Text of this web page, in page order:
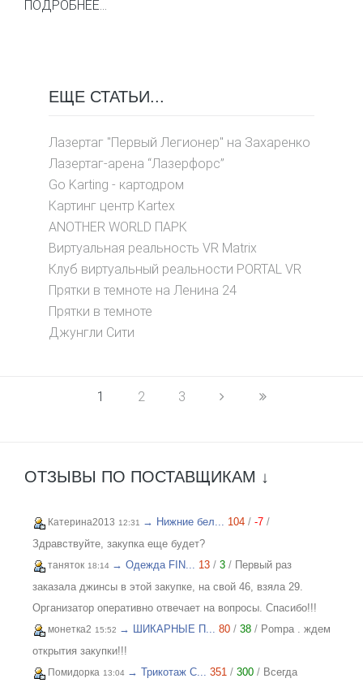
ПОДРОБНЕЕ...
ЕЩЕ СТАТЬИ...
Лазертаг "Первый Легионер" на Захаренко
Лазертаг-арена “Лазерфорс”
Go Karting - картодром
Картинг центр Kartex
ANOTHER WORLD ПАРК
Виртуальная реальность VR Matrix
Клуб виртуальный реальности PORTAL VR
Прятки в темноте на Ленина 24
Прятки в темноте
Джунгли Сити
1 2 3
ОТЗЫВЫ ПО ПОСТАВЩИКАМ ↓
Катерина2013 12:31 → Нижние бел... 104 / -7 /
Здравствуйте, закупка еще будет?
таняток 18:14 → Одежда FIN... 13 / 3 / Первый раз
заказала джинсы в этой закупке, на свой 46, взяла 29.
Организатор оперативно отвечает на вопросы. Спасибо!!!
монетка2 15:52 → ШИКАРНЫЕ П... 80 / 38 / Pompa . ждем
открытия закупки!!!
Помидорка 13:04 → Трикотаж C... 351 / 300 / Всегда